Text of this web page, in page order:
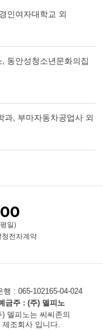
인여자대학교 외
동안성청소년문화의집
, 부마자동차공업사 외
일)
전자계약
행 : 065-102165-04-024
금주 : (주) 델피노
) 델피노는 씨씨존의
제조회사 입니다.